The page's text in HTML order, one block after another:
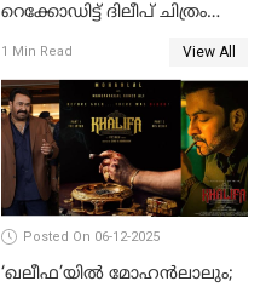
റെക്കോഡിട്ട് ദിലീപ് ചിത്രം
റെക്കോർഡ് വിൽപ്പന;
മണിക്കൂറില്‍ വിറ്റത്
1000ത്തിന് മുകളിൽ ടിക്കറ്റ്
1 Min Read View All
Posted On 06-12-2025
‘ഖലീഫ’യിൽ മോഹൻലാലും;